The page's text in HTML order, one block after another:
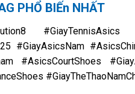
PHỔ BIẾn NHẤT
#GiayTennisAsics
#GiayAsicsNam
#AsicsCourtShoes